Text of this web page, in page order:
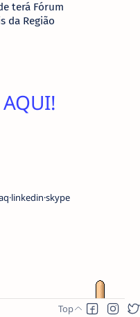
terá Fórum
da Região
linkedin skype